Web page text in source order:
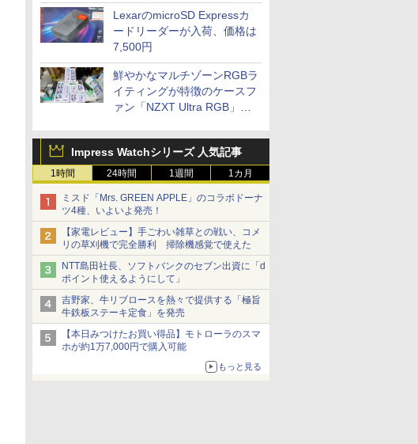
LexarのmicroSD Expressカ
ードリーダーが入荷、価格は
7,500円
鮮やかなマルチゾーンRGBラ
イティングが特徴のケースフ
ァン「NZXT Ultra RGB」が
Impress Watchシリーズ 人気記事
1時間 24時間 1週間 1カ月
ミスド「Mrs. GREEN APPLE」のコラボドーナ
ツ4種、いよいよ発売！
【家電レビュー】手ごわい雑草との戦い、コメ
リの草刈機で完全勝利 掃除機感覚で使えた
NTT島田社長、ソフトバンクのセブン出資に「d
ポイント使えるようにして」
吉野家、牛リブロースを熱々で提供する「極旨
牛鉄板ステーキ定食」を発売
【本日みつけたお買い得品】モトローラのスマ
ホが約1万7,000円で購入可能
もっと見る